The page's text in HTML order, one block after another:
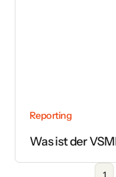
Reporting
Was ist der
1